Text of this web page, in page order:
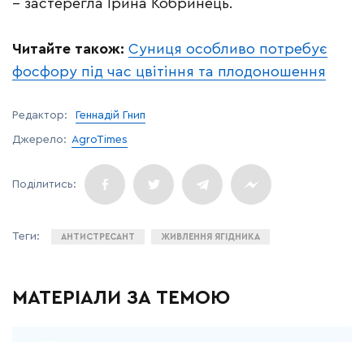
– застерегла Ірина Кобринець.
Читайте також: Суниця особливо потребує
фосфору під час цвітіння та плодоношення
Редактор: Геннадій Гнип
Джерело: AgroTimes
АНТИСТРЕСАНТ ЖИВЛЕННЯ ЯГІДНИКА
МАТЕРІАЛИ ЗА ТЕМОЮ